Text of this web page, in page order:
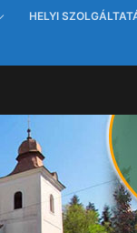
HELYI